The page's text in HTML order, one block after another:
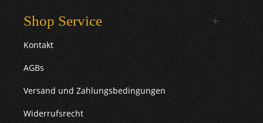
Shop Service
Kontakt
AGBs
Versand und Zahlungsbedingungen
Widerrufsrecht